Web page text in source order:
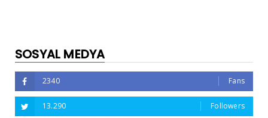
SOSYAL MEDYA
2340 Fans
13.290 Followers